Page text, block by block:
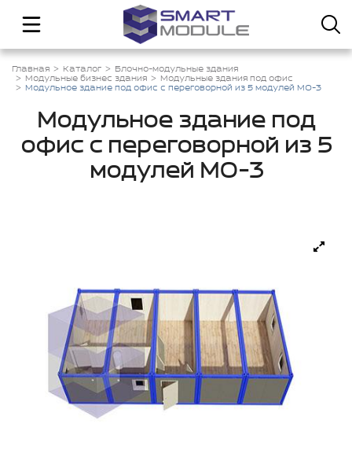
Главная Каталог
Блочно-модульные здания
Модульные бизнес здания
Модульные здания под офис
Модульное здание под офис с переговорной из 5 модулей МО-3
Модульное здание под
офис с переговорной из 5
модулей МО-3